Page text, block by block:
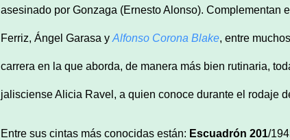
asesinado por Gonzaga (Ernesto Alonso). Complementan
Ferriz, Ángel Garasa y Alfonso Corona Blake, entre
carrera en la que aborda, de manera más bien rutinaria,
jalisciense Alicia Ravel, a quien conoce durante el rodaje
Entre sus cintas más conocidas están: Escuadrón 201/